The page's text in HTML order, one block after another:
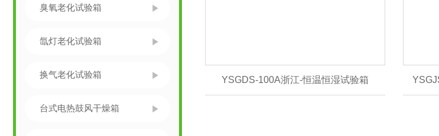
臭氧老化试验箱
氙灯老化试验箱
换气老化试验箱
台式电热鼓风干燥箱
YSGDS-100A浙江-恒温恒湿试验箱